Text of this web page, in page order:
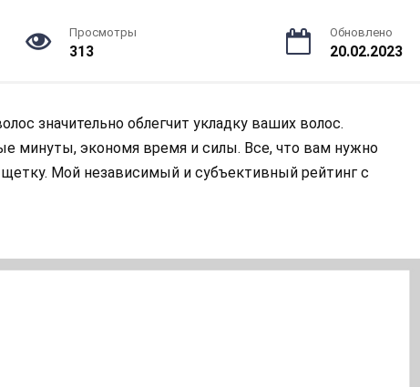
Просмотры
313
Обновлено
20.02.2023
значительно облегчит укладку ваших волос.
минуты, экономя время и силы. Все, что вам нужно
Мой независимый и субъективный рейтинг с